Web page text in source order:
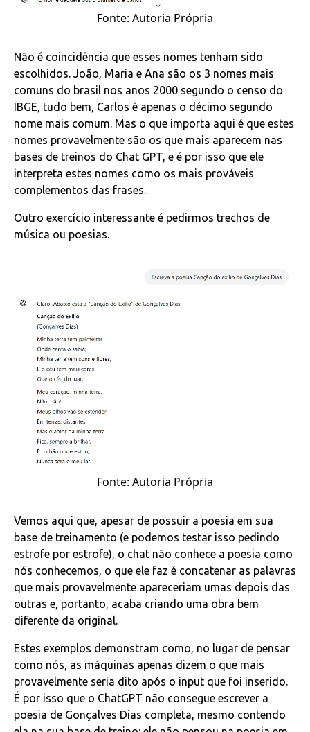
Fonte: Autoria Própria
Não é coincidência que esses nomes tenham sido
escolhidos. João, Maria e Ana são os 3 nomes mais
comuns do brasil nos anos 2000 segundo o censo do
IBGE, tudo bem, Carlos é apenas o décimo segundo
nome mais comum. Mas o que importa aqui é que estes
nomes provavelmente são os que mais aparecem nas
bases de treinos do Chat GPT, e é por isso que ele
interpreta estes nomes como os mais prováveis
complementos das frases.
Outro exercício interessante é pedirmos trechos de
música ou poesias.
Fonte: Autoria Própria
Vemos aqui que, apesar de possuir a poesia em sua
base de treinamento (e podemos testar isso pedindo
estrofe por estrofe), o chat não conhece a poesia como
nós conhecemos, o que ele faz é concatenar as palavras
que mais provavelmente apareceriam umas depois das
outras e, portanto, acaba criando uma obra bem
diferente da original.
Estes exemplos demonstram como, no lugar de pensar
como nós, as máquinas apenas dizem o que mais
provavelmente seria dito após o input que foi inserido.
É por isso que o ChatGPT não consegue escrever a
poesia de Gonçalves Dias completa, mesmo contendo